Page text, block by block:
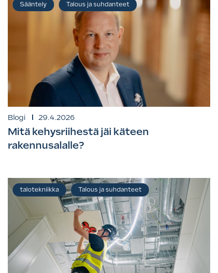
Blogi 29.4.2026
Mitä kehysriihestä jäi käteen
rakennusalalle?
Sääntely Talous ja suhdanteet
talotekniikka Talous ja suhdanteet